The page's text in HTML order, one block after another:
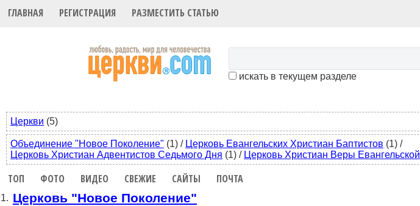
ГЛАВНАЯ РЕГИСТРАЦИЯ РАЗМЕСТИТЬ СТАТЬЮ
искать в текущем разделе
Церкви (5)
Объединение "Новое Поколение" (1) / Церковь Евангельских Христиан Баптистов (1) /
Церковь Христиан Адвентистов Седьмого Дня (1) / Церковь Христиан Веры Евангельской
ТОП ФОТО ВИДЕО СВЕЖИЕ САЙТЫ ПОЧТА
1. Церковь "Новое Поколение"